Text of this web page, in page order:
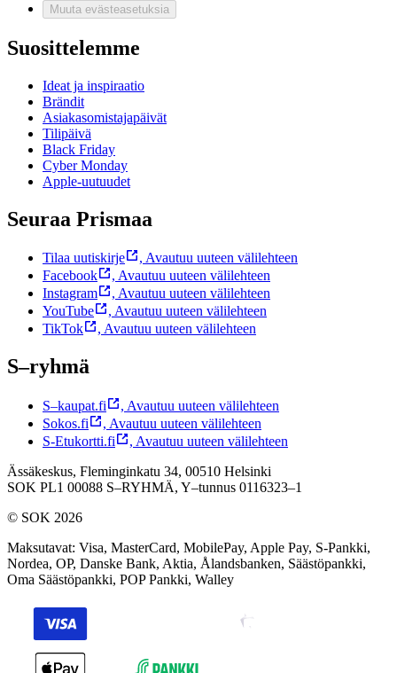
Muuta evästeasetuksia
Suosittelemme
Ideat ja inspiraatio
Brändit
Asiakasomistajapäivät
Tilipäivä
Black Friday
Cyber Monday
Apple-uutuudet
Seuraa Prismaa
Tilaa uutiskirje , Avautuu uuteen välilehteen
Facebook
, Avautuu uuteen välilehteen
Instagram
, Avautuu uuteen välilehteen
YouTube
, Avautuu uuteen välilehteen
TikTok
, Avautuu uuteen välilehteen
S–ryhmä
S–kaupat.fi , Avautuu uuteen välilehteen
Sokos.fi
, Avautuu uuteen välilehteen
S-Etukortti.fi
, Avautuu uuteen välilehteen
Ässäkeskus, Fleminginkatu 34, 00510 Helsinki
SOK PL1 00088 S–RYHMÄ, Y–tunnus 0116323–1
© SOK 2026
Maksutavat: Visa, MasterCard, MobilePay, Apple Pay, S-Pankki,
Nordea, OP, Danske Bank, Aktia, Ålandsbanken, Säästöpankki,
Oma Säästöpankki, POP Pankki, Walley